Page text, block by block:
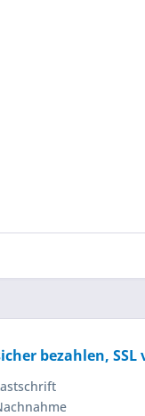
bezahlen,